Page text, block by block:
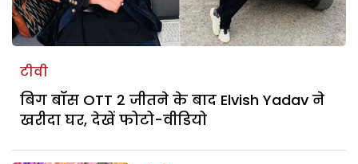
टीवी
बिग बॉस OTT 2 जीतने के बाद Elvish Yadav ने
खरीदा घर, देखें फोटो-वीडियो